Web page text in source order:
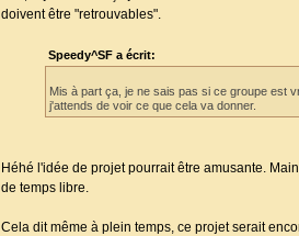
doivent être "retrouvables".
Speedy^SF a écrit:
Mis à part ça, je ne sais pas si ce groupe est
j'attends de voir ce que cela va donner.
Héhé l'idée de projet pourrait être amusante.
de temps libre.
Cela dit même à plein temps, ce projet serait